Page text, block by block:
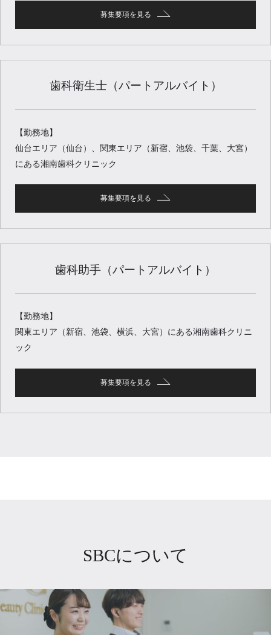
募集要項を見る
歯科衛生士（パートアルバイト）
【勤務地】
仙台エリア（仙台）、関東エリア（新宿、池袋、千葉、大宮）
にある湘南歯科クリニック
募集要項を見る
歯科助手（パートアルバイト）
【勤務地】
関東エリア（新宿、池袋、横浜、大宮）にある湘南歯科クリニ
ック
募集要項を見る
SBCについて